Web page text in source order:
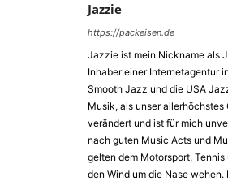
Jazzie
https://packeisen.de
Jazzie ist mein Nickname als
Inhaber einer Internetagentur
Smooth Jazz und die USA
Musik, als unser
verändert und ist für mich
nach guten Music Acts und
gelten dem Motorsport,
den Wind um die Nase